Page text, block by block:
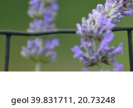
geol 39.831711, 20.73248